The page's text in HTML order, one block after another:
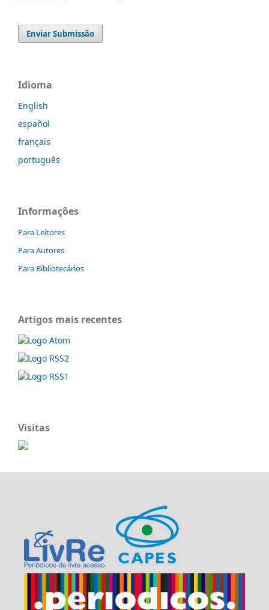
Enviar Submissão
Idioma
English
español
français
português
Informações
Para Leitores
Para Autores
Para Bibliotecários
Artigos mais recentes
Visitas